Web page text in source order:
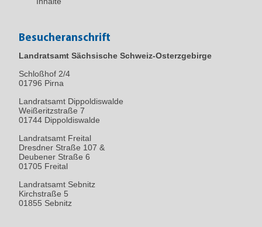
Besucheranschrift
Landratsamt Sächsische Schweiz-Osterzgebirge
Schloßhof 2/4
01796 Pirna
Landratsamt Dippoldiswalde
Weißeritzstraße 7
01744 Dippoldiswalde
Landratsamt Freital
Dresdner Straße 107 &
Deubener Straße 6
01705 Freital
Landratsamt Sebnitz
Kirchstraße 5
01855 Sebnitz